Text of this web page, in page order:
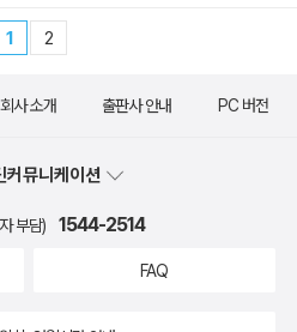
1 2
회사 소개 출판사 안내 PC 버전
커뮤니케이션
부담) 1544-2514
FAQ